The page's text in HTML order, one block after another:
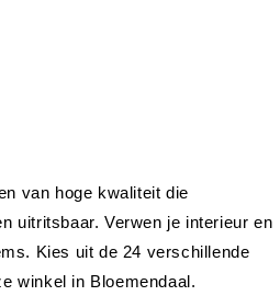
van hoge kwaliteit die
uitritsbaar. Verwen je interieur en
Kies uit de 24 verschillende
winkel in Bloemendaal.